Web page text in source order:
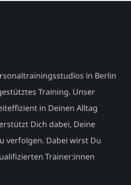
in Berlin
Training. Unser
in Deinen Alltag
Dich dabei, Deine
verfolgen. Dabei wirst Du
Trainer:innen